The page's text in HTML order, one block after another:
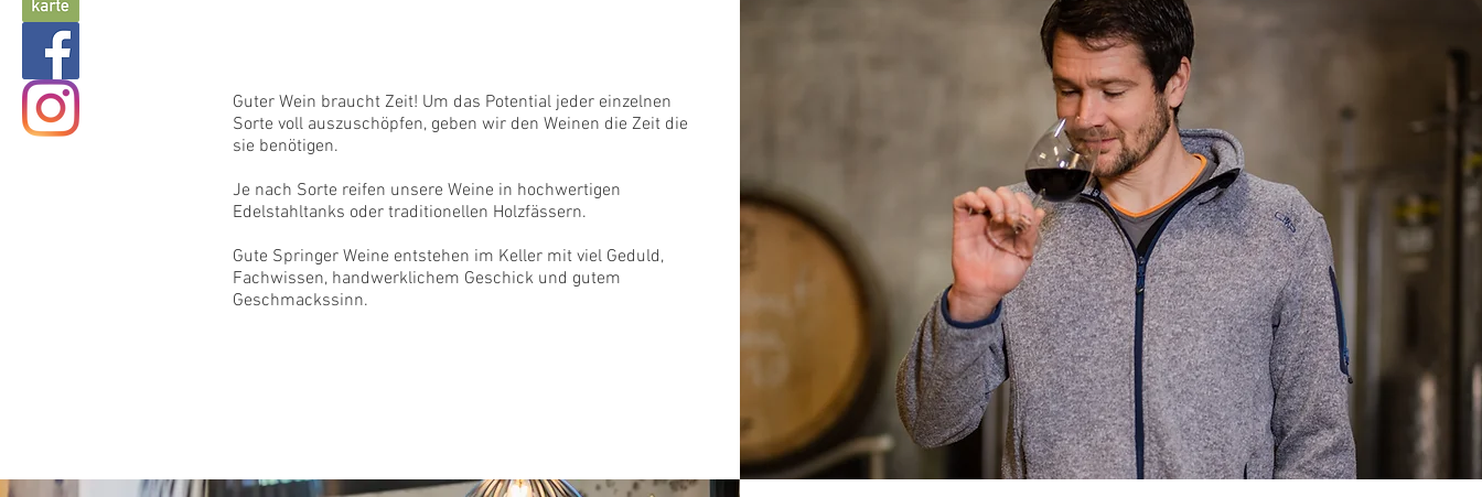
Guter Wein braucht Zeit! Um das Potential jeder einzelnen
Sorte voll auszuschöpfen, geben wir den Weinen die Zeit die
sie benötigen.
Je nach Sorte reifen unsere Weine in hochwertigen
Edelstahltanks oder traditionellen Holzfässern.
Gute Springer Weine entstehen im Keller mit viel Geduld,
Fachwissen, handwerklichem Geschick und gutem
Geschmackssinn.